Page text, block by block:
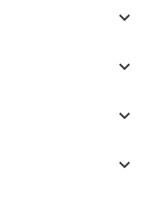

keyboard_arrow_down
keyboard_arrow_down
